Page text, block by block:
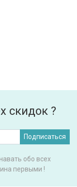
скидок ?
Подписаться
обо всех
первыми !